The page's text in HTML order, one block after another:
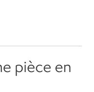
pièce en